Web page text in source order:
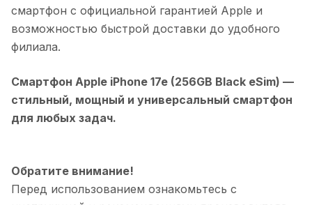
смартфон с официальной гарантией Apple и
возможностью быстрой доставки до удобного
филиала.
Смартфон Apple iPhone 17e (256GB Black eSim) —
стильный, мощный и универсальный смартфон
для любых задач.
Обратите внимание!
Перед использованием ознакомьтесь с